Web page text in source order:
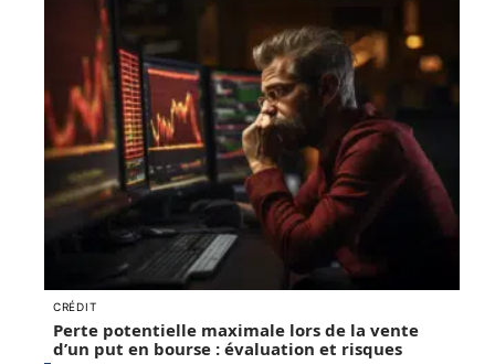
CRÉDIT
Perte potentielle maximale lors de la vente
d’un put en bourse : évaluation et risques